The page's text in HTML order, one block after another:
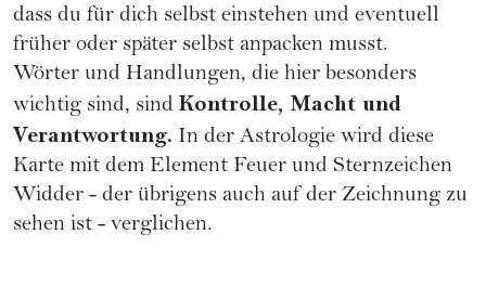
dass du für dich selbst einstehen und eventuell
früher oder später selbst anpacken musst.
Wörter und Handlungen, die hier besonders
wichtig sind, sind Kontrolle, Macht und
Verantwortung. In der Astrologie wird diese
Karte mit dem Element Feuer und Sternzeichen
Widder - der übrigens auch auf der Zeichnung zu
sehen ist - verglichen.